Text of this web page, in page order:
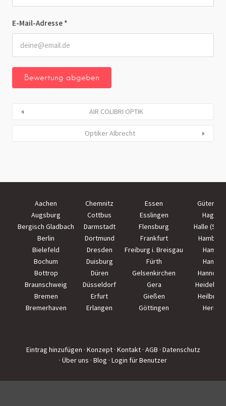
E-Mail-Adresse *
AIR COLIBRI OPTIK
Optiker Albrecht
Aachen Chemnitz Essen
Augsburg
Cottbus Esslingen
Hagen
Bergisch Gladbach
Darmstadt Flensburg
Halle
Berlin
Dortmund Frankfurt
Hamburg
Bielefeld
Dresden Freiburg i. Breisgau
Hamm
Bochum
Duisburg Fürth
Hanau
Bottrop
Düren Gelsenkirchen
Hannover
Braunschweig
Düsseldorf Gera
Bremen
Erfurt Gießen
Heilbronn
Bremerhaven
Erlangen Göttingen Herne
Eintrag hinzufügen · Konzept · Kontakt · AGB · Datenschutz
· Über uns · Blog · Login für Benutzer